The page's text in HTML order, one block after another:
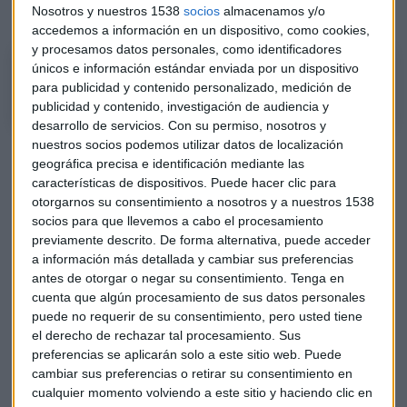
Nosotros y nuestros 1538 socios almacenamos y/o
accedemos a información en un dispositivo, como cookies,
y procesamos datos personales, como identificadores
únicos e información estándar enviada por un dispositivo
para publicidad y contenido personalizado, medición de
publicidad y contenido, investigación de audiencia y
desarrollo de servicios. Con su permiso, nosotros y
nuestros socios podemos utilizar datos de localización
geográfica precisa e identificación mediante las
características de dispositivos. Puede hacer clic para
otorgarnos su consentimiento a nosotros y a nuestros 1538
socios para que llevemos a cabo el procesamiento
previamente descrito. De forma alternativa, puede acceder
a información más detallada y cambiar sus preferencias
antes de otorgar o negar su consentimiento. Tenga en
cuenta que algún procesamiento de sus datos personales
puede no requerir de su consentimiento, pero usted tiene
el derecho de rechazar tal procesamiento. Sus
preferencias se aplicarán solo a este sitio web. Puede
cambiar sus preferencias o retirar su consentimiento en
cualquier momento volviendo a este sitio y haciendo clic en
2017.
¿Qué pasa con General Electric?
La compañía resalta la profesionalidad e integridad de los
informes financieros de la empresa.​ Pese a ello,
cree que las cuentas pueden ser falsas y añade que
reflejan pérdidas que irán a más si se mantiene, también
encuentra incongruencias en las cuentas de su compañía de
gas y petróleoBaker Hughes. Además, denuncia que
General Electric ha modificado sus informes a lo largo
de varios añosy que es solo perceptible al leer los informes
de, al menos, una década, como explica en la web
www.gefraud.com, donde publica toda la investigación
sobre este posible fraude.